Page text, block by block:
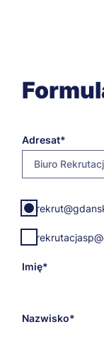
Adresat
Biuro
E-
mail
adresata
Imię
Nazwisko